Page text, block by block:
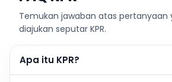
Temukan jawaban atas pertanyaan
diajukan seputar KPR.
Apa itu KPR?